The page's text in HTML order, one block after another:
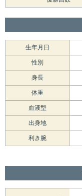
生年月日
性別
身長
体重
血液型
出身地
利き腕